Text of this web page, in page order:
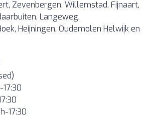
Zevenbergen, Willemstad, Fijnaart,
Langeweg,
Heijningen, Oudemolen Helwijk en
17:30